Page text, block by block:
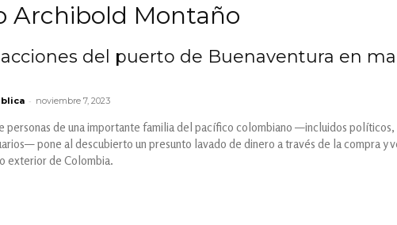
Archibold Montaño
del puerto de Buenaventura en
- noviembre 7, 2023
personas de una importante familia del pacífico colombiano —incluidos
pone al descubierto un presunto lavado de dinero a través de la compra y
exterior de Colombia.